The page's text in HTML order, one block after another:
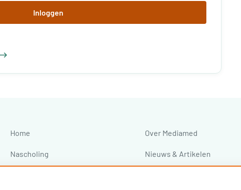
Inloggen
Home Over Mediamed
Nascholing Nieuws & Artikelen